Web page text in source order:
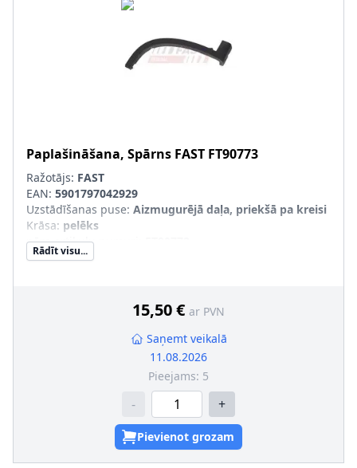
Paplašināšana, Spārns FAST FT90773
Ražotājs: FAST
EAN: 5901797042929
Uzstādīšanas puse: Aizmugurējā daļa, priekšā pa kreisi
Krāsa: pelēks
pāra artikulu numuri
Rādīt visu...
15,50 € ar PVN
Saņemt veikalā
11.08.2026
Pieejams: 5
- +
Pievienot grozam